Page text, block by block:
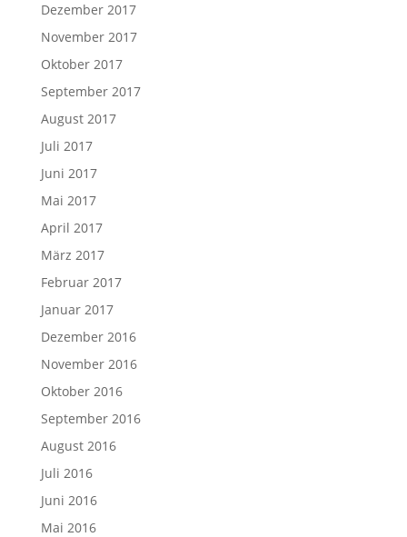
Dezember 2017
November 2017
Oktober 2017
September 2017
August 2017
Juli 2017
Juni 2017
Mai 2017
April 2017
März 2017
Februar 2017
Januar 2017
Dezember 2016
November 2016
Oktober 2016
September 2016
August 2016
Juli 2016
Juni 2016
Mai 2016